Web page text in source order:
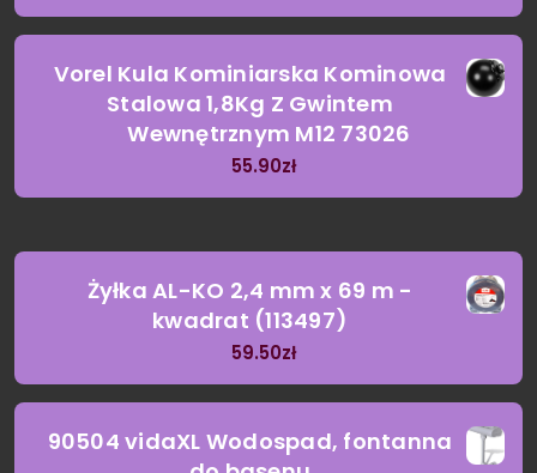
Vorel Kula Kominiarska Kominowa
Stalowa 1,8Kg Z Gwintem
Wewnętrznym M12 73026
55.90zł
Żyłka AL-KO 2,4 mm x 69 m -
kwadrat (113497)
59.50zł
90504 vidaXL Wodospad, fontanna